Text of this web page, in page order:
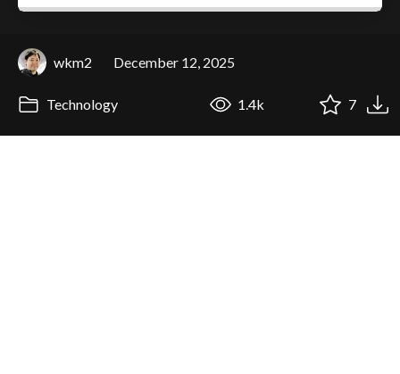
wkm2 December 12, 2025
Technology 1.4k 7